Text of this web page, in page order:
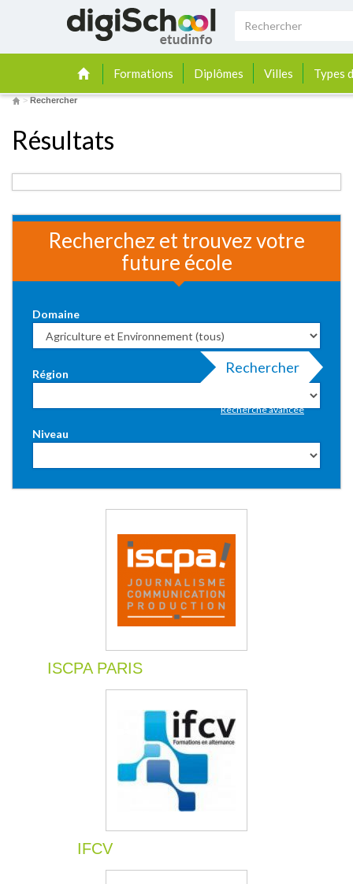
Formations Diplômes Villes Types
> Rechercher
Résultats
Recherchez et trouvez votre
future école
Domaine
Région
Niveau
Rechercher
Recherche avancée
ISCPA PARIS
IFCV